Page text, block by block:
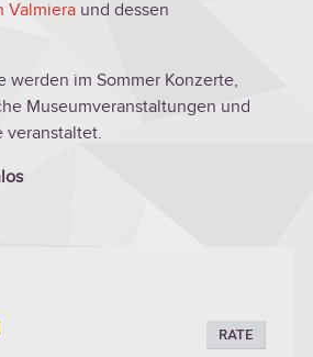
Valmieraund dessen
werden im Sommer Konzerte,
Museumveranstaltungen und
veranstaltet.
RATE